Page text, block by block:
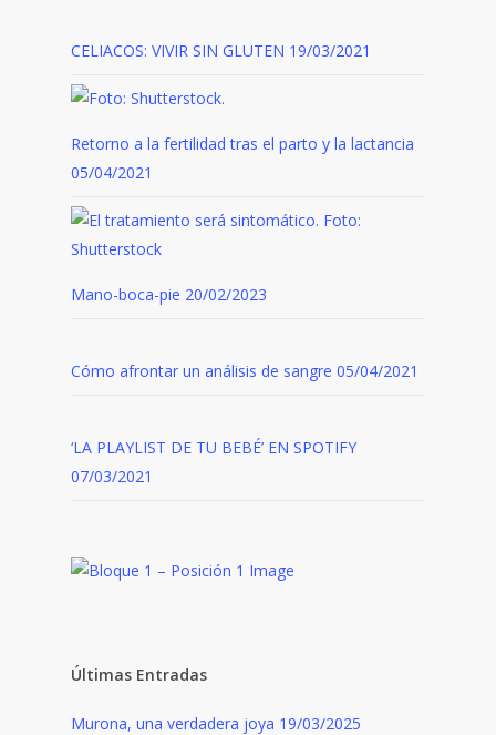
CELIACOS: VIVIR SIN GLUTEN 19/03/2021
Retorno a la fertilidad tras el parto y la lactancia
05/04/2021
Mano-boca-pie 20/02/2023
Cómo afrontar un análisis de sangre 05/04/2021
‘LA PLAYLIST DE TU BEBÉ’ EN SPOTIFY
07/03/2021
Últimas Entradas
Murona, una verdadera joya 19/03/2025